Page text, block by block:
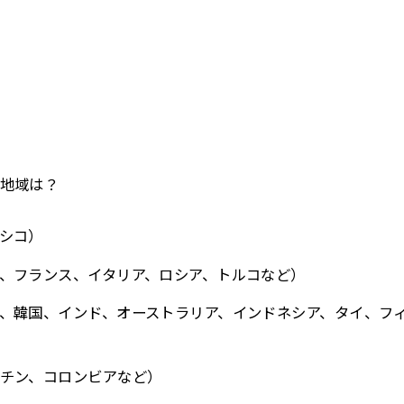
域は？
コ）
フランス、イタリア、ロシア、トルコなど）
韓国、インド、オーストラリア、インドネシア、タイ、フ
ン、コロンビアなど）